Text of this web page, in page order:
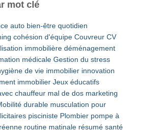
mot clé
auto bien-être quotidien
cohésion d'équipe Couvreur CV
immobilière déménagement
médicale Gestion du stress
de vie immobilier innovation
immobilier Jeux éducatifs
chauffeur mal de dos marketing
durable musculation pour
pisciniste Plombier pompe à
routine matinale résumé santé